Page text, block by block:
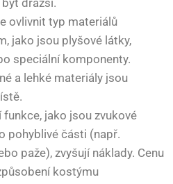
ovlivnit typ materiálů
jako jsou plyšové látky,
speciální komponenty.
a lehké materiály jsou
funkce, jako jsou zvukové
pohyblivé části (např.
paže), zvyšují náklady. Cenu
kostýmu